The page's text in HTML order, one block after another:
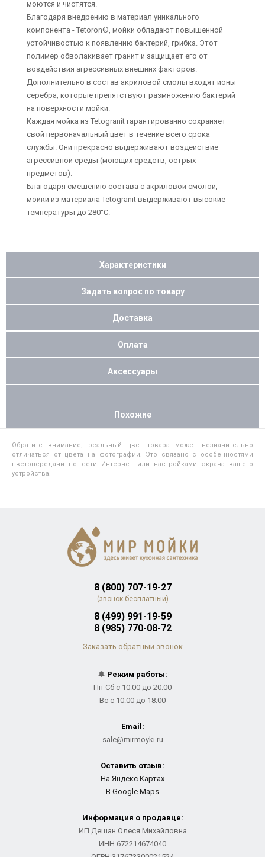
моются и чистятся.
Благодаря внедрению в материал уникального
компонента - Tetoron®, мойки обладают повышенной
устойчивостью к появлению бактерий, грибка. Этот
полимер обволакивает гранит и защищает его от
воздействия агрессивных внешних факторов.
Дополнительно в состав акриловой смолы входят ионы
серебра, которые препятствуют размножению бактерий
на поверхности мойки.
Каждая мойка из Tetogranit гарантированно сохраняет
свой первоначальный цвет в течение всего срока
службы. Они прекрасно выдерживают воздействие
агрессивной среды (моющих средств, острых
предметов).
Благодаря смешению состава с акриловой смолой,
мойки из материала Tetogranit выдерживают высокие
температуры до 280°С.
Характеристики
Задать вопрос по товару
Доставка
Оплата
Аксессуары
Похожие
Обратите внимание, реальный цвет товара может незначительно
отличаться от цвета на фотографии. Это связано с особенностями
цветопередачи по сети Интернет или настройками экрана вашего
устройства.
8 (800) 707-19-27
(звонок бесплатный)
8 (499) 991-19-59
8 (985) 770-08-72
Заказать обратный звонок
🔔 Режим работы:
Пн-Сб с 10:00 до 20:00
Вс с 10:00 до 18:00
Email:
sale@mirmoyki.ru
Оставить отзыв:
На Яндекс.Картах
В Google Maps
Информация о продавце:
ИП Дешан Олеся Михайловна
ИНН 672214674040